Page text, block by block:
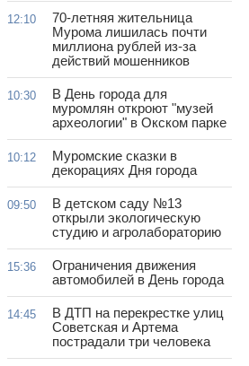
12:10
70-летняя жительница
Мурома лишилась почти
миллиона рублей из-за
действий мошенников
10:30
В День города для
муромлян откроют "музей
археологии" в Окском парке
10:12
Муромские сказки в
декорациях Дня города
09:50
В детском саду №13
открыли экологическую
студию и агролабораторию
15:36
Ограничения движения
автомобилей в День города
14:45
В ДТП на перекрестке улиц
Советская и Артема
пострадали три человека